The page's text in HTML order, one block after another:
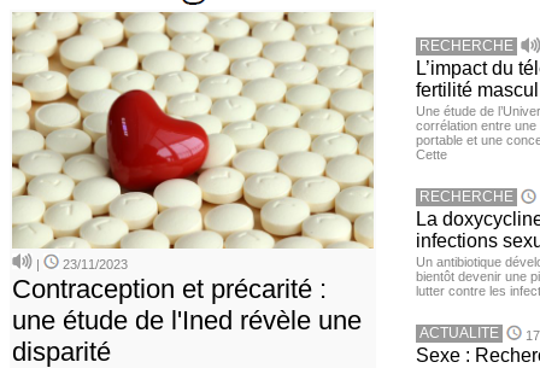
| 23/11/2023
Contraception et précarité :
une étude de l'Ined révèle une
disparité
RECHERCHE
L’impact du
fertilité
Une étude de
corrélation entre une
portable et une
Cette
RECHERCHE
La
infections
Un antibiotique
bientôt devenir une
lutter contre les
ACTUALITE
Sexe :